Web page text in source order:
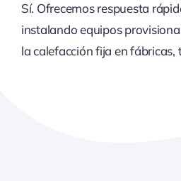
Sí. Ofrecemos respuesta
instalando equipos
la calefacción fija en fábricas,